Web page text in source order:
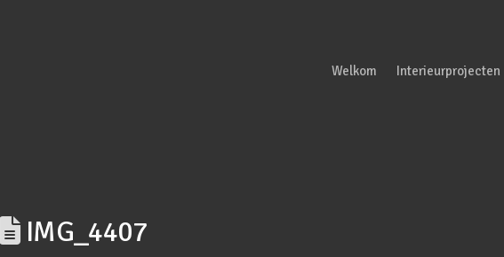
Welkom Interieurprojecten
IMG_4407